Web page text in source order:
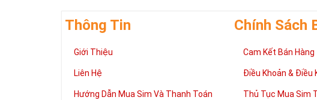
Những người là chủ nhân
Thông Tin
Giới Thiệu
Liên Hệ
Hướng Dẫn Mua Sim Và Thanh Toán
Chính Sách
Cam Kết Bán Hàng
Điều Khoản & Điều
Thủ Tục Mua Sim